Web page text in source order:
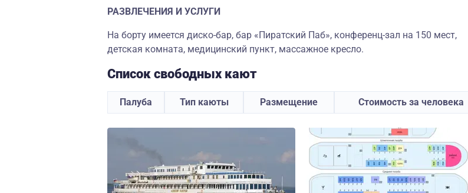
РАЗВЛЕЧЕНИЯ И УСЛУГИ
На борту имеется диско-бар, бар «Пиратский Паб», конференц-зал на 150 мест,
детская комната, медицинский пункт, массажное кресло.
Список свободных кают
Палуба Тип каюты Размещение Стоимость за человека